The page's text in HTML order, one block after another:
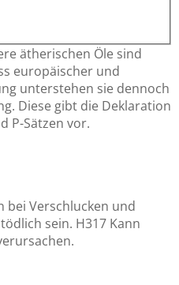
ätherischen Öle sind
europäischer und
unterstehen sie dennoch
Diese gibt die Deklaration
P-Sätzen vor.
bei Verschlucken und
sein. H317 Kann